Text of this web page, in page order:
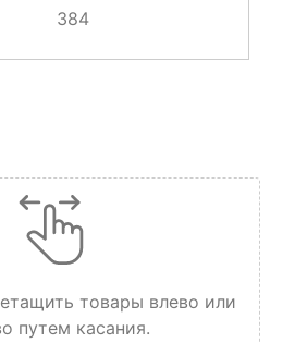
384
товары влево или
путем касания.